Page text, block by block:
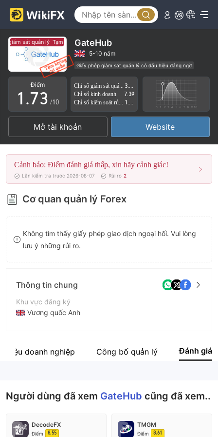
sát quản lý Tạm thời không có giám sát quản lý
GateHub
5-10 năm
Giấy phép giám sát quản lý có dấu hiệu đáng ngờ
Nguy cơ rủi ro cao
Điểm
0
1
2
3
4
5
6
7
8
9
.
3
4
5
6
7
8
9
0
1
2
3
4
5
6
7
8
9
/10
Chỉ số kinh doanh
7.39
Mở tài khoản Website
Cảnh báo: Điểm đánh giá thấp, xin hãy cảnh giác!
Lần kiểm tra trước 2026-08-07 Rủi ro 2
Cơ quan quản lý Forex
Không tìm thấy giấy phép giao dịch ngoại hối. Vui lòng
lưu ý những rủi ro.
Thông tin chung
Khu vực đăng ký
Vương quốc Anh
Tên công ty
thiệu doanh nghiệp Công bố quản lý Đánh giá
Người dùng đã xem GateHub cũng đã xem..
DecodeFX
Điểm 8.55
TMGM
Điểm 8.61